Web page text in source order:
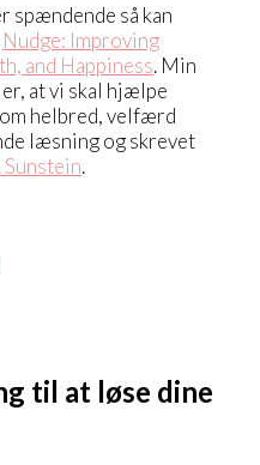
spændende så kan
Nudge: Improving
and Happiness. Min
at vi skal hjælpe
helbred, velfærd
læsning og skrevet
Sunstein.
til at løse dine